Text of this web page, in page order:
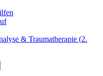
& Traumatherapie (2.